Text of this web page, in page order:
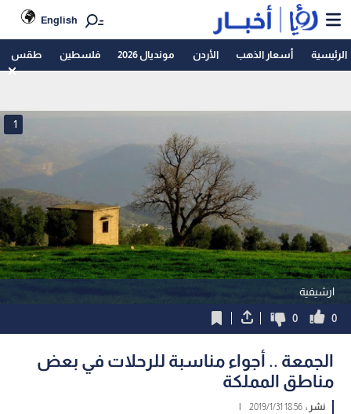
English
الرئيسية أسعار الذهب الأردن مونديال 2026 فلسطين طقس
ارشيفية
1
0
0
الجمعة .. أجواء مناسبة للرحلات في بعض
مناطق المملكة
نشر :18:56 2019/1/31
|